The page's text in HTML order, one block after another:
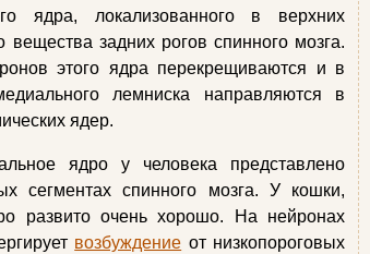
ядра, локализованного в верхних
вещества задних рогов спинного мозга.
этого ядра перекрещиваются и в
лемниска направляются в
ядер.
ядро у человека представлено
сегментах спинного мозга. У кошки,
развито очень хорошо. На нейронах
возбуждение от низкопороговых